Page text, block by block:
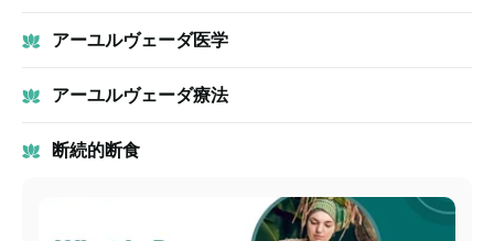
アーユルヴェーダ医学
アーユルヴェーダ療法
断続的断食